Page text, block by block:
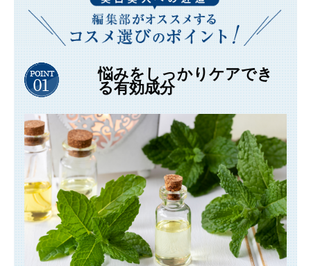
悩みをしっかりケアでき
る有効成分